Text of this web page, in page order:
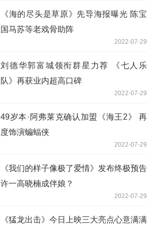
《海的尽头是草原》先导海报曝光 陈宝
国马苏等老戏骨助阵
2022-07-29
刘德华郭富城领衔群星力荐 《七人乐
队》再获业内超高口碑
2022-07-29
49岁本·阿弗莱克确认加盟《海王2》 再
度饰演蝙蝠侠
2022-07-29
《我们的样子像极了爱情》发布终极预告
许一高晓楠成伴娘？
2022-07-29
《猛龙出击》今日上映三大亮点心意满满